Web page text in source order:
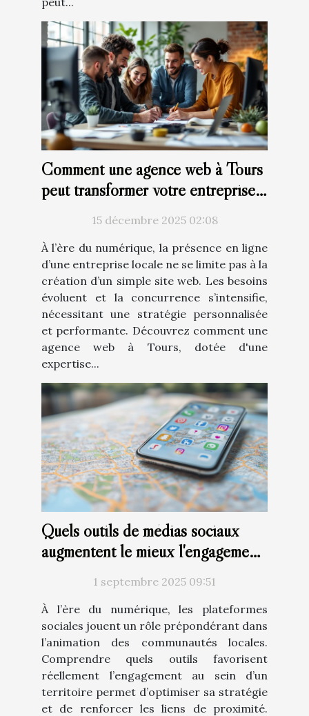
Comment une agence web à Tours
peut transformer votre entreprise
15 décembre 2025 02:08
À l’ère du numérique, la présence en ligne
d’une entreprise locale ne se limite pas à la
création d’un simple site web. Les besoins
évoluent et la concurrence s’intensifie,
nécessitant une stratégie personnalisée
et performante. Découvrez comment une
agence web à Tours, dotée d'une
expertise...
Quels outils de médias sociaux
augmentent le mieux l'engagement
1 septembre 2025 09:51
À l’ère du numérique, les plateformes
sociales jouent un rôle prépondérant dans
l’animation des communautés locales.
Comprendre quels outils favorisent
réellement l’engagement au sein d’un
territoire permet d’optimiser sa stratégie
et de renforcer les liens de proximité.